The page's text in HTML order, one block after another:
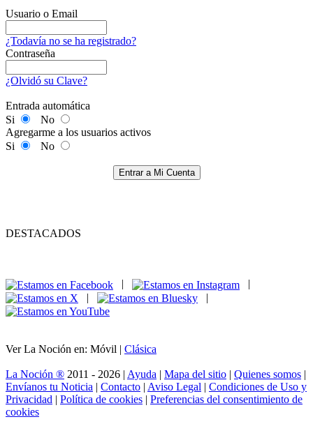
Usuario o Email
¿Todavía no se ha registrado?
Contraseña
¿Olvidó su Clave?
Entrada automática
Si
No
Agregarme a los usuarios activos
Si
No
Entrar a Mi Cuenta
DESTACADOS
|
|
Ver La Noción en: Móvil | Clásica
La Noción ® 2011 - 2026 | Ayuda | Mapa del sitio | Quienes somos |
Envíanos tu Noticia | Contacto | Aviso Legal | Condiciones de Uso y
Privacidad | Política de cookies | Preferencias del consentimiento de
cookies